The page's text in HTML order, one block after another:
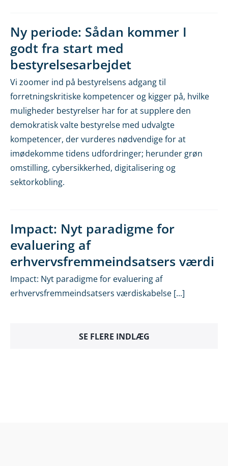
Ny periode: Sådan kommer I
godt fra start med
bestyrelsesarbejdet
Vi zoomer ind på bestyrelsens adgang til
forretningskritiske kompetencer og kigger på, hvilke
muligheder bestyrelser har for at supplere den
demokratisk valte bestyrelse med udvalgte
kompetencer, der vurderes nødvendige for at
imødekomme tidens udfordringer; herunder grøn
omstilling, cybersikkerhed, digitalisering og
sektorkobling.
Impact: Nyt paradigme for
evaluering af
erhvervsfremmeindsatsers værdi
Impact: Nyt paradigme for evaluering af
erhvervsfremmeindsatsers værdiskabelse [...]
SE FLERE INDLÆG